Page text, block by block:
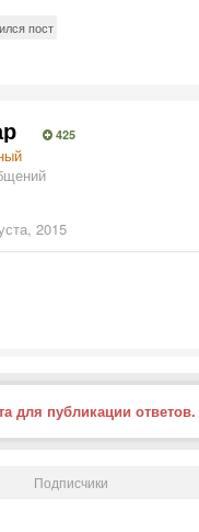
пост
425
2015
для публикации ответов.
Подписчики